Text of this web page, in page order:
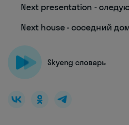
Next presentation -
Next house - соседний
Skyeng словарь